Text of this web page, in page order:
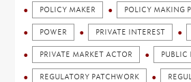
POLICY MAKER POLICY MAKING
POWER PRIVATE INTEREST
PRIVATE MARKET ACTOR PUBLIC
REGULATORY PATCHWORK